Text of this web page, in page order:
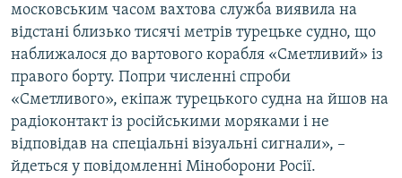
московським часом вахтова служба виявила на
відстані близько тисячі метрів турецьке судно, що
наближалося до вартового корабля «Сметливий» із
правого борту. Попри численні спроби
«Сметливого», екіпаж турецького судна на йшов на
радіоконтакт із російськими моряками і не
відповідав на спеціальні візуальні сигнали», –
йдеться у повідомленні Міноборони Росії.